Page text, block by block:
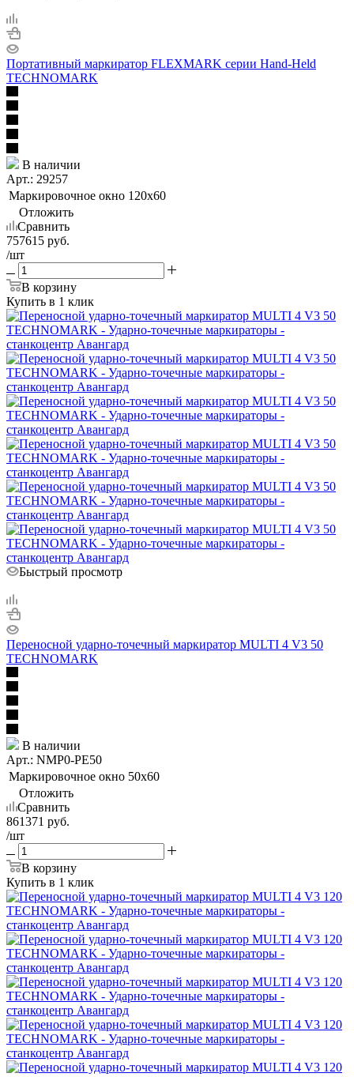
Портативный маркиратор FLEXMARK серии Hand-Held
TECHNOMARK
В наличии
Арт.: 29257
Маркировочное окно 120x60
Отложить
Сравнить
757615 руб.
/шт
В корзину
Купить в 1 клик
Быстрый просмотр
Переносной ударно-точечный маркиратор MULTI 4 V3 50
TECHNOMARK
В наличии
Арт.: NMP0-PE50
Маркировочное окно 50х60
Отложить
Сравнить
861371 руб.
/шт
В корзину
Купить в 1 клик